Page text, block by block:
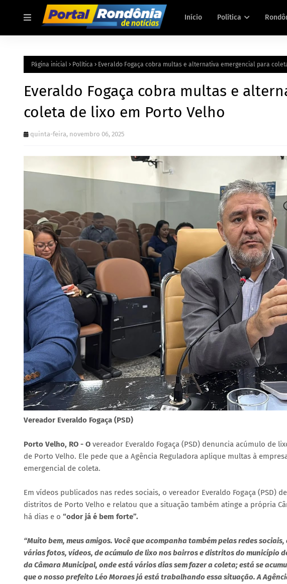
Início Política
Página inicial Política Everaldo Fogaça cobra multas e alternativa emergencial para
Everaldo Fogaça cobra multas e
coleta de lixo em Porto Velho
quinta-feira, novembro 06, 2025
Vereador Everaldo Fogaça (PSD)
Porto Velho, RO - O vereador Everaldo Fogaça (PSD) denuncia acúmulo de
de Porto Velho. Ele pede que a Agência Reguladora aplique multas à
emergencial de coleta.
Em vídeos publicados nas redes sociais, o vereador Everaldo Fogaça (PSD)
distritos de Porto Velho e relatou que a situação também atinge a própria
há dias e o “odor já é bem forte”.
“Muito bem, meus amigos. Você que acompanha também pelas redes
várias fotos, vídeos, de acúmulo de lixo nos bairros e distritos do município
da Câmara Municipal, onde está vários dias sem fazer a coleta; está se
que o nosso prefeito Léo Moraes já está trabalhando essa situação. A